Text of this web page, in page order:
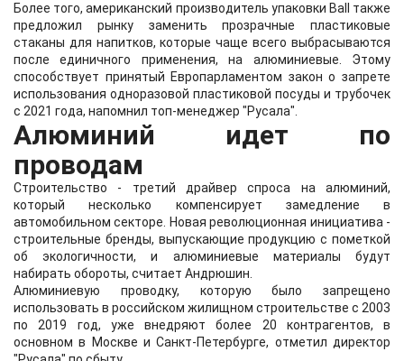
Более того, американский производитель упаковки Ball также
предложил рынку заменить прозрачные пластиковые
стаканы для напитков, которые чаще всего выбрасываются
после единичного применения, на алюминиевые. Этому
способствует принятый Европарламентом закон о запрете
использования одноразовой пластиковой посуды и трубочек
с 2021 года, напомнил топ-менеджер "Русала".
Алюминий идет по
проводам
Строительство - третий драйвер спроса на алюминий,
который несколько компенсирует замедление в
автомобильном секторе. Новая революционная инициатива -
строительные бренды, выпускающие продукцию с пометкой
об экологичности, и алюминиевые материалы будут
набирать обороты, считает Андрюшин.
Алюминиевую проводку, которую было запрещено
использовать в российском жилищном строительстве c 2003
по 2019 год, уже внедряют более 20 контрагентов, в
основном в Москве и Санкт-Петербурге, отметил директор